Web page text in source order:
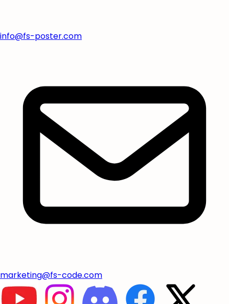
info@fs-poster.com
marketing@fs-code.com